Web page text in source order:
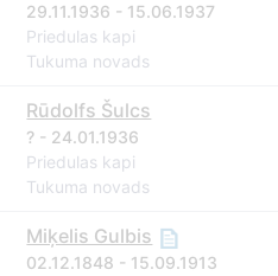
29.11.1936 - 15.06.1937
Priedulas kapi
Tukuma novads
Rūdolfs Šulcs
? - 24.01.1936
Priedulas kapi
Tukuma novads
Miķelis Gulbis
02.12.1848 - 15.09.1913